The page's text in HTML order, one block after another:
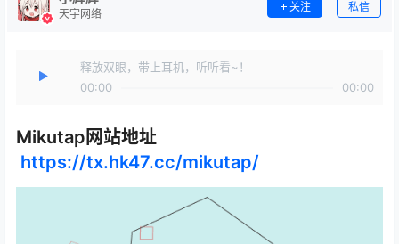
天宇网络
关注 私信
释放双眼，带上耳机，听听看~！
00:00
00:00
Mikutap网站地址
https://tx.hk47.cc/mikutap/